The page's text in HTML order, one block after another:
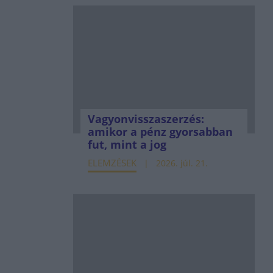
Vagyonvisszaszerzés:
amikor a pénz gyorsabban
fut, mint a jog
ELEMZÉSEK 2026. júl. 21.